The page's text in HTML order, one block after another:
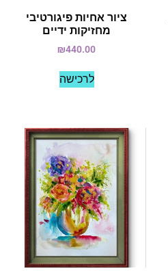
ציור אחיות פיגורטיבי
מחזיקות ידיים
₪440.00
לרכישה